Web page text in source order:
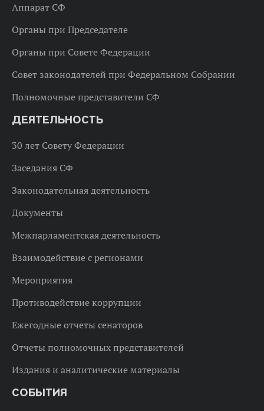
Аппарат СФ
Органы при Председателе
Органы при Совете Федерации
Совет законодателей при Федеральном Собрании
Полномочные представители СФ
ДЕЯТЕЛЬНОСТЬ
30 лет Совету Федерации
Заседания СФ
Законодательная деятельность
Документы
Межпарламентская деятельность
Взаимодействие с регионами
Мероприятия
Противодействие коррупции
Ежегодные отчеты сенаторов
Отчеты полномочных представителей
Издания и аналитические материалы
СОБЫТИЯ